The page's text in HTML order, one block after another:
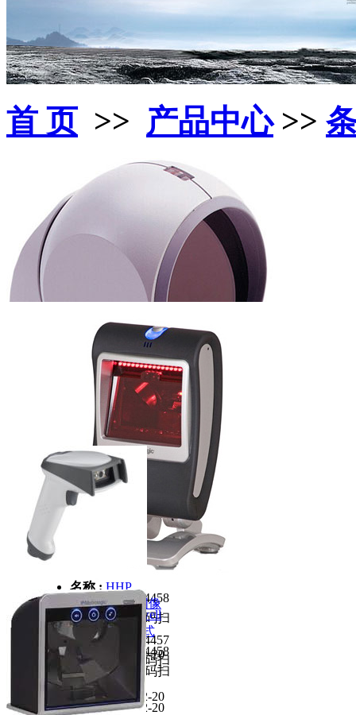
首 页>> 产品中心>>
Honeywell
MS7120 固定式
编号 : 1329744458
分类 :HHP条码扫
描器
日期 :
2012-02-20
名称 :Honeywell
MS7580 固定式
1329744458
分类 :HHP条码扫
描器
日期 :2012-02-20
名称 : HHP
IT4600 二维图像
式条码扫描
编号 :
1329744457
分类 :
HHP条码扫
描器
日期 :2012-02-20